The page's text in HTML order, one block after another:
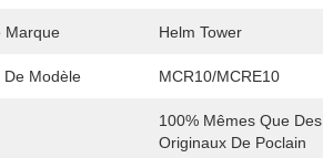
Marque Helm Tower
De Modèle MCR10/MCRE10
100% Mêmes Que Des
Originaux De Poclain